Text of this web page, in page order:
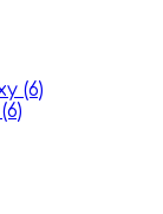
(6)
(6)